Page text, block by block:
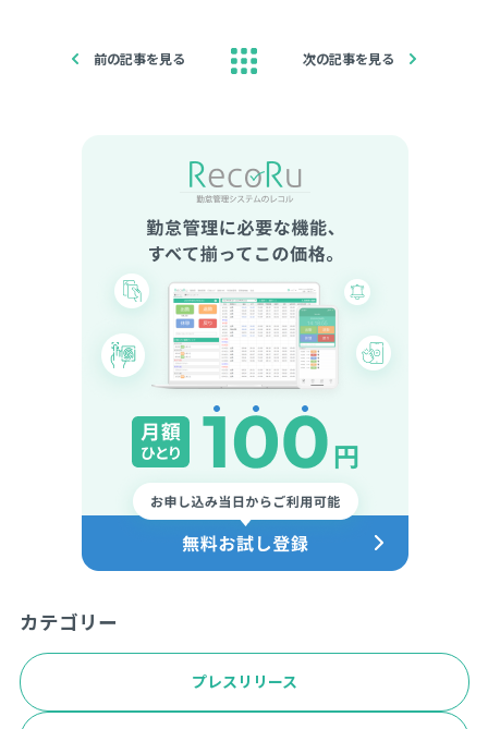
前の記事を見る 次の記事を見る
カテゴリー
プレスリリース